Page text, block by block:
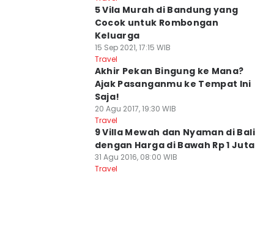
5 Vila Murah di Bandung yang
Cocok untuk Rombongan
Keluarga
15 Sep 2021, 17:15 WIB
Travel
Akhir Pekan Bingung ke Mana?
Ajak Pasanganmu ke Tempat Ini
Saja!
20 Agu 2017, 19:30 WIB
Travel
9 Villa Mewah dan Nyaman di Bali
dengan Harga di Bawah Rp 1 Juta
31 Agu 2016, 08:00 WIB
Travel